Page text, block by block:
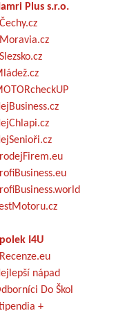
Plus s.r.o.
I4U
nápad
Do Škol
+